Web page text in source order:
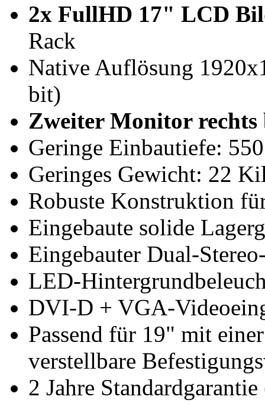
2x FullHD 17" LCD
Rack
Native Auflösung
bit)
Zweiter Monitor rechts
Geringe Einbautiefe:
Geringes Gewicht: 22
Robuste Konstruktion
Eingebaute solide
Eingebauter Dual-
LED-
DVI-D + VGA-
Passend für 19" mit
verstellbare
2 Jahre